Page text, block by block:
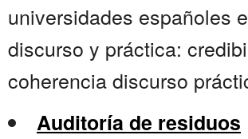
universidades españoles
discurso y práctica:
coherencia discurso
Auditoría de residuos